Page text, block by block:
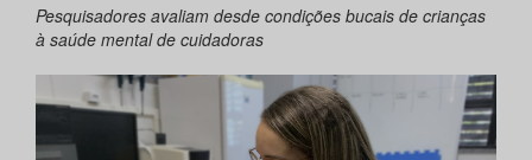
Pesquisadores avaliam desde condições bucais de crianças
à saúde mental de cuidadoras